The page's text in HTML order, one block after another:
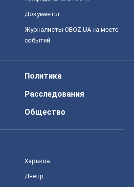
Документы
Журналисты OBOZ.UA на месте
событий
Политика
Расследования
Общество
Харьков
Днепр